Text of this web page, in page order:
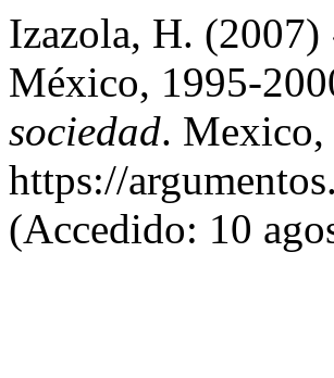
Izazola, H.
México, 1995-
sociedad.
https://
(Accedido: 10